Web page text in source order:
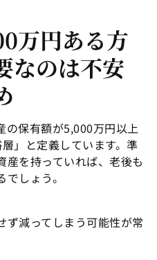
万円ある方
なのは不安
の保有額が5,000万円以上
」と定義しています。準
産を持っていれば、老後も
しょう。
ず減ってしまう可能性が常